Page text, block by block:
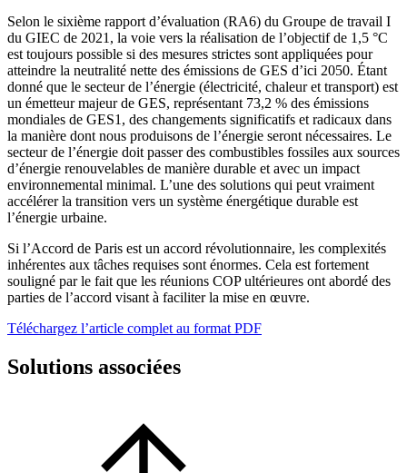
Selon le sixième rapport d’évaluation (RA6) du Groupe de travail I
du GIEC de 2021, la voie vers la réalisation de l’objectif de 1,5 °C
est toujours possible si des mesures strictes sont appliquées pour
atteindre la neutralité nette des émissions de GES d’ici 2050. Étant
donné que le secteur de l’énergie (électricité, chaleur et transport) est
un émetteur majeur de GES, représentant 73,2 % des émissions
mondiales de GES1, des changements significatifs et radicaux dans
la manière dont nous produisons de l’énergie seront nécessaires. Le
secteur de l’énergie doit passer des combustibles fossiles aux sources
d’énergie renouvelables de manière durable et avec un impact
environnemental minimal. L’une des solutions qui peut vraiment
accélérer la transition vers un système énergétique durable est
l’énergie urbaine.
Si l’Accord de Paris est un accord révolutionnaire, les complexités
inhérentes aux tâches requises sont énormes. Cela est fortement
souligné par le fait que les réunions COP ultérieures ont abordé des
parties de l’accord visant à faciliter la mise en œuvre.
Téléchargez l’article complet au format PDF
Solutions associées